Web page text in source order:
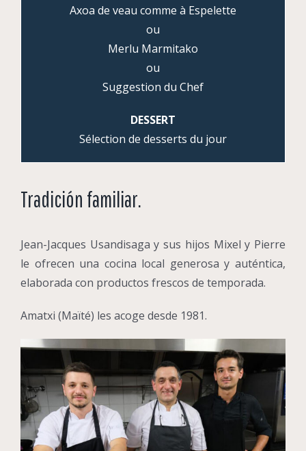
Axoa de veau comme à Espelette
ou
Merlu Marmitako
ou
Suggestion du Chef
DESSERT
Sélection de desserts du jour
Tradición familiar.
Jean-Jacques Usandisaga y sus hijos Mixel y Pierre
le ofrecen una cocina local generosa y auténtica,
elaborada con productos frescos de temporada.
Amatxi (Maïté) les acoge desde 1981.